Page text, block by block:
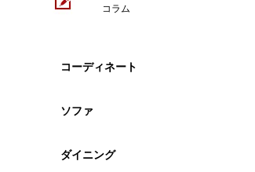
コラム
コーディネート
ソファ
ダイニング